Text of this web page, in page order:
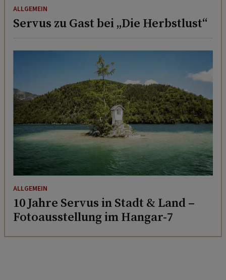
ALLGEMEIN
Servus zu Gast bei „Die Herbstlust“
ALLGEMEIN
10 Jahre Servus in Stadt & Land –
Fotoausstellung im Hangar-7